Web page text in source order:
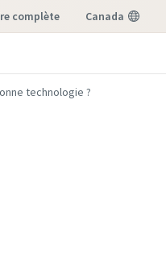
complète Canada
technologie ?